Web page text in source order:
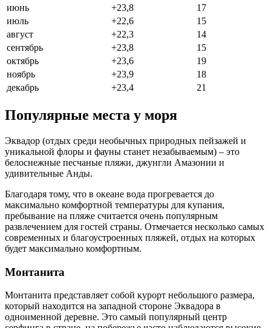
июнь
+23,8
17
июль
+22,6
15
август
+22,3
14
сентябрь
+23,8
15
октябрь
+23,6
19
ноябрь
+23,9
18
декабрь
+23,4 21
Популярные места у моря
Эквадор (отдых среди необычных природных пейзажей и
уникальной флоры и фауны станет незабываемым) – это
белоснежные песчаные пляжи, джунгли Амазонии и
удивительные Анды.
Благодаря тому, что в океане вода прогревается до
максимально комфортной температуры для купания,
пребывание на пляже считается очень популярным
развлечением для гостей страны. Отмечается несколько самых
современных и благоустроенных пляжей, отдых на которых
будет максимально комфортным.
Монтанита
Монтанита представляет собой курорт небольшого размера,
который находится на западной стороне Эквадора в
одноименной деревне. Это самый популярный центр